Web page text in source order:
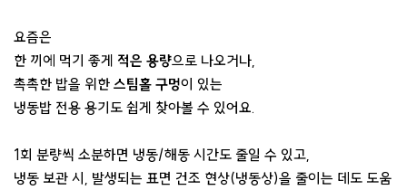
요즘은
한 끼에 먹기 좋게 적은 용량으로 나오거나,
촉촉한 밥을 위한 스팀홀 구멍이 있는
냉동밥 전용 용기도 쉽게 찾아볼 수 있어요.
1회 분량씩 소분하면 냉동/해동 시간도 줄일 수 있고,
냉동 보관 시, 발생되는 표면 건조 현상(냉동상)을 줄이는 데도 도움